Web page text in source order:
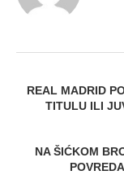
REAL MADRID
TITULU ILI
NA ŠIĆKOM